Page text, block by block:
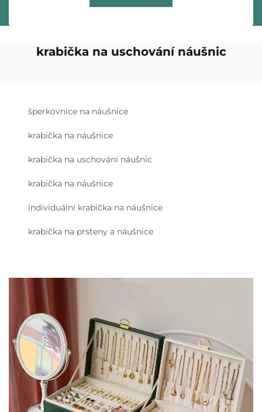
krabička na uschování náušnic
šperkovnice na náušnice
krabička na náušnice
krabička na uschování náušnic
krabička na náušnice
individuální krabička na náušnice
krabička na prsteny a náušnice